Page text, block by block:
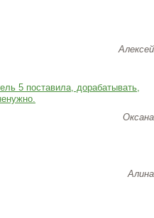
Алексей
5 поставила, дорабатывать,
Оксана
Алина